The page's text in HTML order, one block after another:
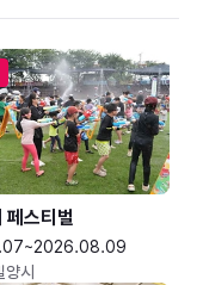
페스티벌
양시